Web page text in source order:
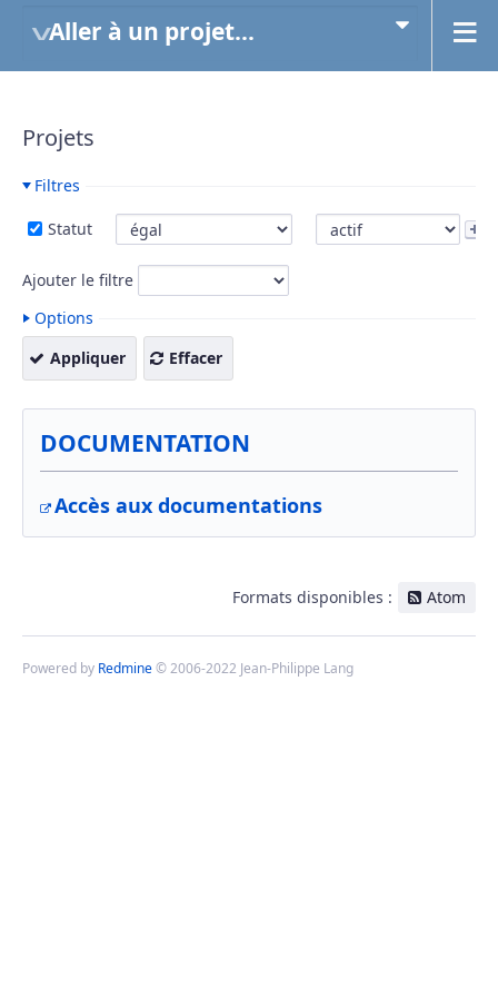
Aller à un projet...
Projets
Filtres
Statut
Ajouter le filtre
Options
Appliquer
Effacer
DOCUMENTATION
Accès aux documentations
Formats disponibles : Atom
Powered by Redmine© 2006-2022 Jean-Philippe Lang